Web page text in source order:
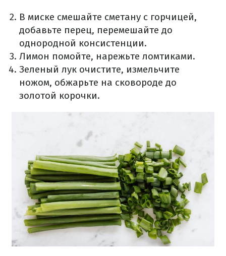
В миске смешайте сметану с горчицей,
добавьте перец, перемешайте до
однородной консистенции.
Лимон помойте, нарежьте ломтиками.
Зеленый лук очистите, измельчите
ножом, обжарьте на сковороде до
золотой корочки.